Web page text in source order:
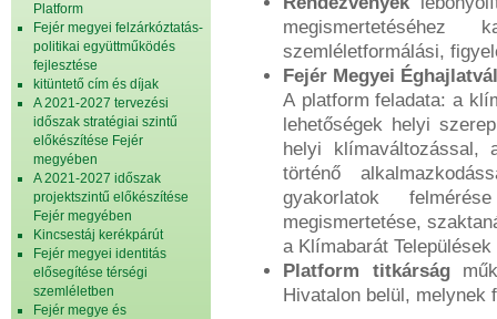
Platform
Fejér megyei felzárkóztatás-
politikai együttműködés
fejlesztése
kitüntető cím és díjak
A 2021-2027 tervezési
időszak stratégiai szintű
előkészítése Fejér
megyében
A 2021-2027 időszak
projektszintű előkészítése
Fejér megyében
Kincsestáj kerékpárút
Fejér megyei identitás
elősegítése térségi
szemléletben
Fejér megye és
megismertetéséhez
szemléletformálási,
Fejér Megyei
A platform feladata: a
lehetőségek helyi
helyi klímaváltozással,
történő
gyakorlatok
megismertetése,
a Klímabarát
Platform titkárság
Hivatalon belül, melynek